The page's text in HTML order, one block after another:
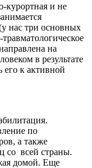
курортная и не
нас три основных
на
в результате
его к активной
по
а также
со всей страны.
домой. Еще